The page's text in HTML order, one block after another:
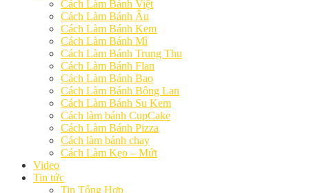
Cách Làm Bánh Việt
Cách Làm Bánh Âu
Cách Làm Bánh Kem
Cách Làm Bánh Mì
Cách Làm Bánh Trung Thu
Cách Làm Bánh Flan
Cách Làm Bánh Bao
Cách Làm Bánh Bông Lan
Cách Làm Bánh Su Kem
Cách làm bánh CupCake
Cách Làm Bánh Pizza
Cách làm bánh chay
Cách Làm Kẹo – Mứt
Video
Tin tức
Tin Tổng Hợp